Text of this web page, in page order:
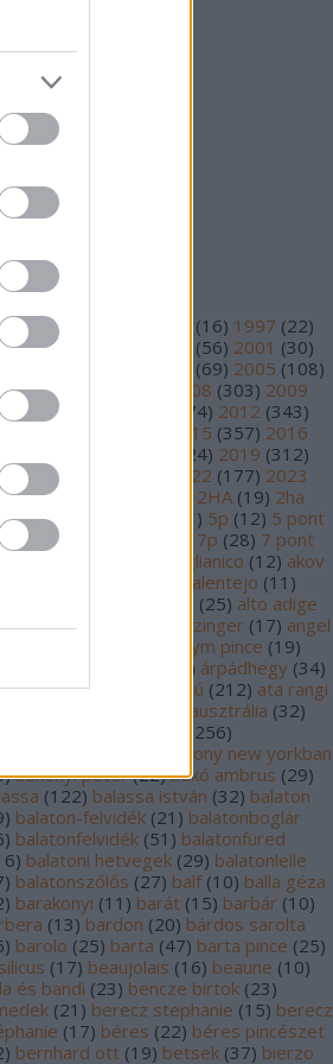
október
...
2.0
( 11) (16) 1997 (22)
(14) (56) 2001 (30)
(69) 2005 (108)
(195 2008 (303) 2009
2010 374) 2012 (343)
2015 (357) 2016
324) 2019 (312)
( 199 2022 (177) 2023
) 2024 2HA (19) 2ha
) 3 pont ) 5p (12) 5 pont
6p (26 7p (28) 7 pont
aglianico (12) akov
alentejo (11 )
(25) alto adige
) alves de sousa alzinger (17) angel
anonym pince (19)
) árpádhegy (34)
(39) ascheri aszú (212) ata rangi
ausztrália (32)
256)
badacsony new yorkban
) bakonyi péter (22) bakó ambrus (29)
(122) balassa istván (32) balaton
) balaton-felvidék (21 ) balatonboglár
) balatonfelvidék (51 ) balatonfüred
) balatoni hetvegek (29) balatonlelle
) balatonszőlős (27) balf (10) balla géza
) barakonyi (11 ) barát (15) barbár (10)
(13) bardon (20) bárdos sarolta
) barolo (25) barta (47) barta pince (25)
(17) beaujolais (16) beaune (10)
és bandi (23) bencze birtok (23)
(21 ) berecz stephanie (15) berecz
(17) béres (22) béres pincészet
) bernhard ott (19) betsek (37) bierzo